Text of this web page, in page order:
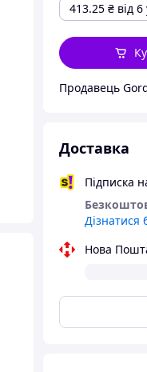
413.25 ₴ від
Продавець
Доставка
Підписка
Дізнатися
Нова